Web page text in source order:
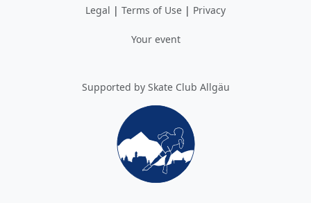
Legal | Terms of Use | Privacy
Your event
Supported by Skate Club Allgäu